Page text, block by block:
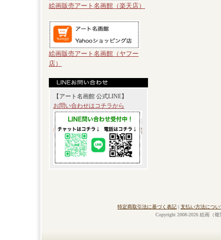
絵画販売アート名画館（楽天店）
絵画販売アート名画館（ヤフー
店）
【アート名画館 公式LINE】
お問い合わせはコチラから
特定商取引法に基づく表記 | 支払い方法につい
Copyright 2008-2026 絵画（